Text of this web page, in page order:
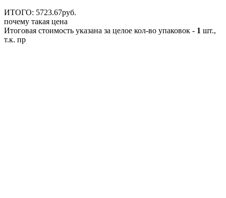
ИТОГО: 5723.67руб.
почему такая цена
Итоговая стоимость указана за целое кол-во упаковок - 1 шт.,
т.к. пр